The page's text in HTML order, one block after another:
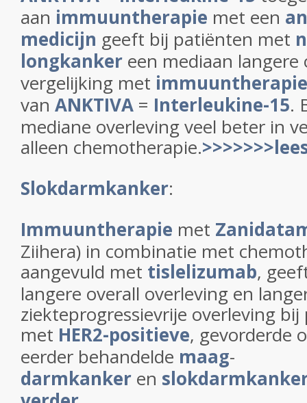
aan immuuntherapie met een
medicijn geeft bij patiënten met
longkanker een mediaan langere
vergelijking met immuuntherapie
van ANKTIVA = Interleukine-15.
mediane overleving veel beter in
alleen chemotherapie.
Slokdarmkanker:
Immuuntherapie met
Ziihera) in combinatie met
aangevuld met tislelizumab,
langere overall overleving en
ziekteprogressievrije overleving
met HER2-positieve, gevorderde
eerder behandelde maag-
darmkanker en